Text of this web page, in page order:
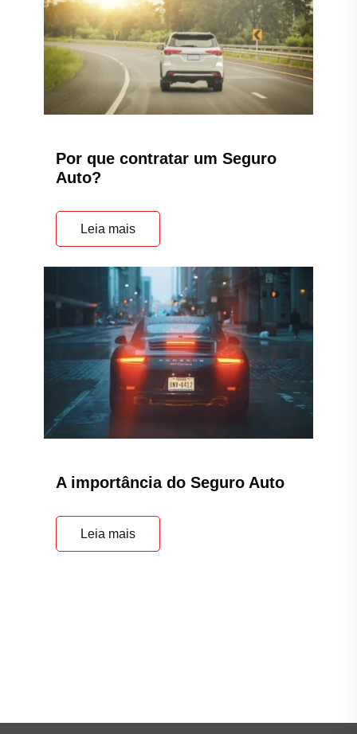
Por que contratar um Seguro
Auto?
Leia mais
A importância do Seguro Auto
Leia mais